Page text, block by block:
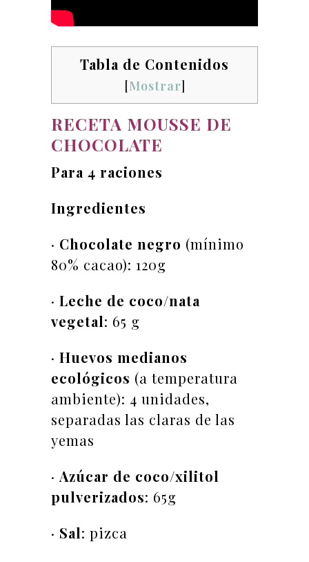
Tabla de Contenidos
[Mostrar]
RECETA MOUSSE DE
CHOCOLATE
Para 4 raciones
Ingredientes
· Chocolate negro (mínimo
80% cacao): 120g
· Leche de coco/nata
vegetal: 65 g
· Huevos medianos
ecológicos (a temperatura
ambiente): 4 unidades,
separadas las claras de las
yemas
· Azúcar de coco/xilitol
pulverizados: 65g
· Sal: pizca